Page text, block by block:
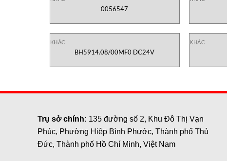
0056547
KHÁC
BH5914.08/00MF0 DC24V
KHÁC
Trụ sở chính: 135 đường số 2, Khu Đô Thị Vạn
Phúc, Phường Hiệp Bình Phước, Thành phố Thủ
Đức, Thành phố Hồ Chí Minh, Việt Nam